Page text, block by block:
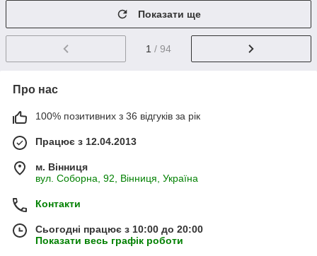
Показати ще
1 / 94
Про нас
100% позитивних з 36 відгуків за рік
Працює з 12.04.2013
м. Вінниця
вул. Соборна, 92, Вінниця, Україна
Контакти
Сьогодні працює з 10:00 до 20:00
Показати весь графік роботи